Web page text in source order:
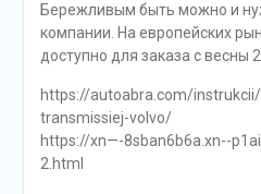
Бережливым быть можно и
компании. На европейских
доступно для заказа с весны
https://autoabra.com/
transmissiej-volvo/
https://xn—-8sban6b6a.xn--
2.html